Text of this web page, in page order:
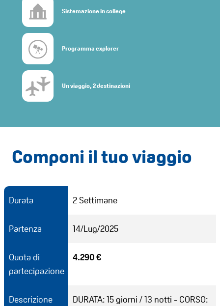
Sistemazione in college
Programma explorer
Un viaggio, 2 destinazioni
Componi il tuo viaggio
Durata 2 Settimane
Partenza 14/Lug/2025
Quota di
partecipazione
4.290 €
Descrizione DURATA: 15 giorni / 13 notti - CORSO: